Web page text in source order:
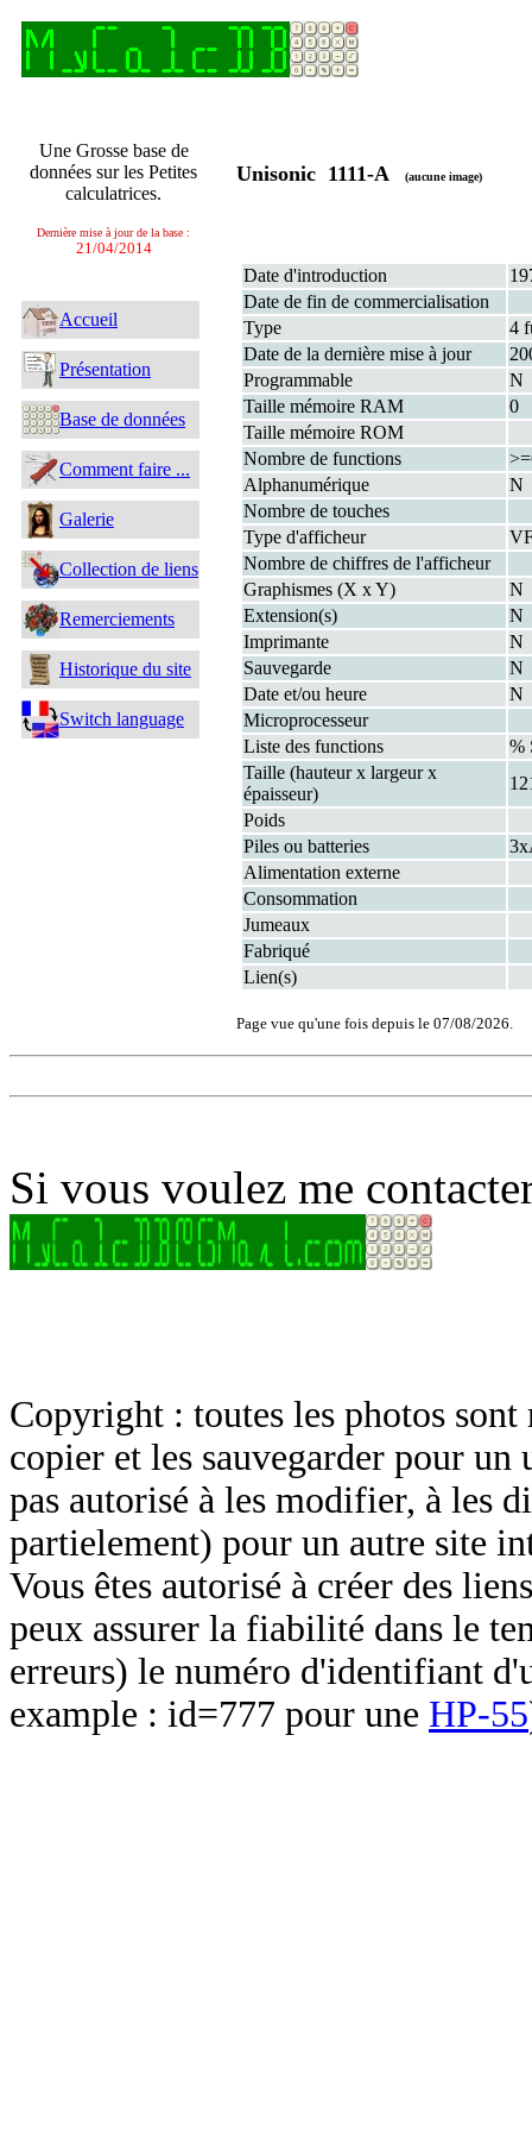
Une Grosse base de
données sur les Petites
calculatrices.
Dernière mise à jour de la base :
21/04/2014
Accueil
Présentation
Base de données
Comment faire ...
Galerie
Collection de liens
Remerciements
Historique du site
Switch language
Unisonic 1111-A (aucune image)
Date d'introduction
Date de fin de commercialisation
Type
4
Date de la dernière mise à jour
Programmable
N
Taille mémoire RAM
0
Taille mémoire ROM
Nombre de functions
Alphanumérique
N
Nombre de touches
Type d'afficheur
Nombre de chiffres de l'afficheur
Graphismes (X x Y)
N
Extension(s)
N
Imprimante
N
Sauvegarde
N
Date et/ou heure
N
Microprocesseur
Liste des functions
%
Taille (hauteur x largeur x
épaisseur)
Poids
Piles ou batteries
Alimentation externe
Consommation
Jumeaux
Fabriqué
Lien(s)
Page vue qu'une fois depuis le 07/08/2026.
Si vous voulez me
Copyright : toutes les photos sont
copier et les sauvegarder pour un
pas autorisé à les modifier, à les
partielement) pour un autre site
Vous êtes autorisé à créer des
peux assurer la fiabilité dans le
erreurs) le numéro d'identifiant
example : id=777 pour une HP-55